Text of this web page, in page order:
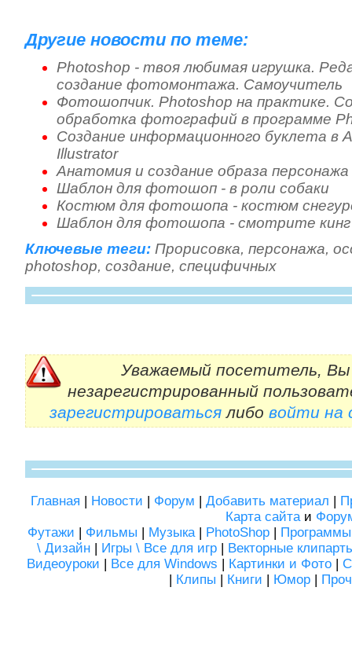
Другие новости по теме:
Photoshop - твоя любимая игрушка.
создание фотомонтажа. Самоучитель
Фотошопчик. Photoshop на практике.
обработка фотографий в программе
Создание информационного буклета в
Illustrator
Анатомия и создание образа
Шаблон для фотошоп - в роли собаки
Костюм для фотошопа - костюм
Шаблон для фотошопа - смотрите кинг
Ключевые теги: Прорисовка, персонажа,
photoshop, создание, специфичных
Уважаемый посетитель, Вы
незарегистрированный
зарегистрироватьсялибо войти на
Главная | Новости | Форум | Добавить материал |
Карта сайтаи
Футажи | Фильмы | Музыка| PhotoShop | Программы
\ Дизайн | Игры \ Все для игр | Векторные
Видеоуроки | Все для Windows | Картинки и Фото|
| Клипы | Книги | Юмор |